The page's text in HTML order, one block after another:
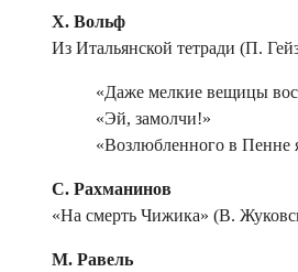
Х. Вольф
Из Итальянской тетради (П.
«Даже мелкие вещицы
«Эй, замолчи!»
«Возлюбленного в Пенне
С. Рахманинов
«На смерть Чижика» (В.
М. Равель